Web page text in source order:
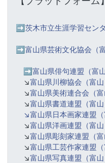
➡️ 茨木市立生涯学習セン
➡️富山県芸術文化協会（
➡️ 富山県俳句連盟（富山
↘️富山県川柳協会（富山
↘️富山県美術連合会（富
↘️富山県書道連盟（富山
↘️富山県日本画家連盟（
↘️富山県洋画連盟（富山
↘️富山県彫刻家連盟（富
↘️富山県工芸作家連盟（
↘️富山県写真連盟（富山